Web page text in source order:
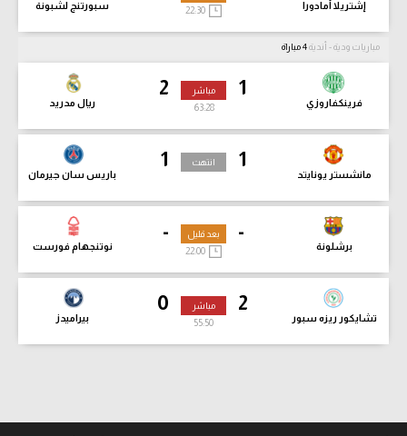
إشتريلا أمادورا سبورتنج لشبونة
مباريات ودية - أندية
1
فرينكفاروزي
2
ريال مدريد
مباشر
63:30
1
مانشستر يونايتد
1
باريس سان جيرمان
انتهت
-
برشلونة
-
نوتنجهام فورست
بعد قليل
2
تشايكور ريزه سبور
0
بيراميدز
مباشر
55:52